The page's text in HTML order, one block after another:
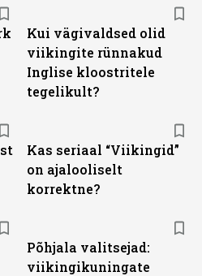
Kui vägivaldsed olid
viikingite rünnakud
Inglise kloostritele
tegelikult?
Kas seriaal “Viikingid”
on ajalooliselt
korrektne?
Põhjala valitsejad:
viikingikuningate